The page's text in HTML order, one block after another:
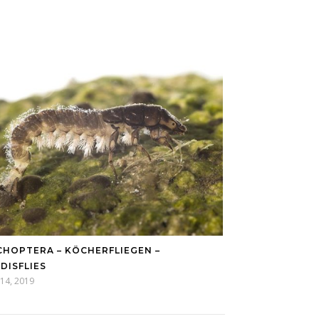
– KÖCHERFLIEGEN –
2019